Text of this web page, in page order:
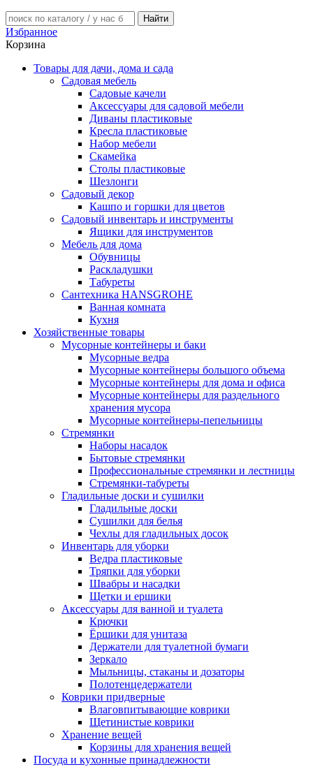
Избранное
Корзина
Товары для дачи, дома и сада
Садовая мебель
Садовые качели
Аксессуары для садовой мебели
Диваны пластиковые
Кресла пластиковые
Набор мебели
Скамейка
Столы пластиковые
Шезлонги
Садовый декор
Кашпо и горшки для цветов
Садовый инвентарь и инструменты
Ящики для инструментов
Мебель для дома
Обувницы
Раскладушки
Табуреты
Сантехника HANSGROHE
Ванная комната
Кухня
Хозяйственные товары
Мусорные контейнеры и баки
Мусорные ведра
Мусорные контейнеры большого объема
Мусорные контейнеры для дома и офиса
Мусорные контейнеры для раздельного
хранения мусора
Мусорные контейнеры-пепельницы
Стремянки
Наборы насадок
Бытовые стремянки
Профессиональные стремянки и лестницы
Стремянки-табуреты
Гладильные доски и сушилки
Гладильные доски
Сушилки для белья
Чехлы для гладильных досок
Инвентарь для уборки
Ведра пластиковые
Тряпки для уборки
Швабры и насадки
Щетки и ершики
Аксессуары для ванной и туалета
Крючки
Ёршики для унитаза
Держатели для туалетной бумаги
Зеркало
Мыльницы, стаканы и дозаторы
Полотенцедержатели
Коврики придверные
Влаговпитывающие коврики
Щетинистые коврики
Хранение вещей
Корзины для хранения вещей
Посуда и кухонные принадлежности